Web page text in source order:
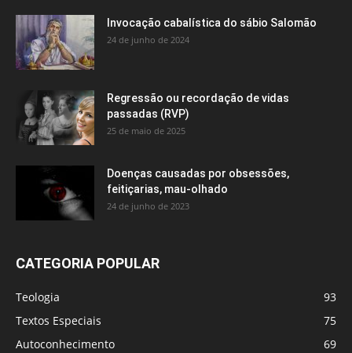
Invocação cabalística do sábio Salomão
24 de junho de 2024
Regressão ou recordação de vidas
passadas (RVP)
25 de maio de 2025
Doenças causadas por obsessões,
feitiçarias, mau-olhado
24 de junho de 2023
CATEGORIA POPULAR
Teologia
93
Textos Especiais
75
Autoconhecimento
69